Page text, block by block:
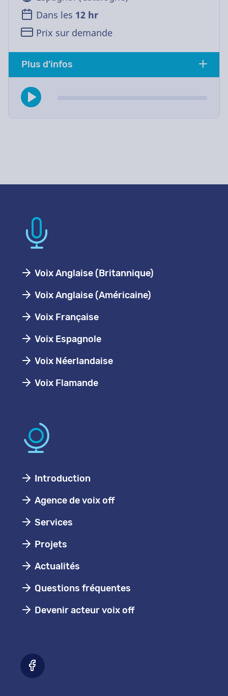
Dans les 12 hr
Prix sur demande
Plus d'infos
Voix Anglaise (Britannique)
Voix Anglaise (Américaine)
Voix Française
Voix Espagnole
Voix Néerlandaise
Voix Flamande
Introduction
Agence de voix off
Services
Projets
Actualités
Questions fréquentes
Devenir acteur voix off